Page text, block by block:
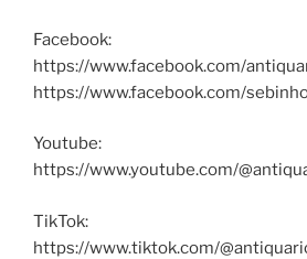
Facebook:
https://www.facebook.com/
https://www.facebook.com/
Youtube:
https://www.youtube.com/
TikTok:
https://www.tiktok.com/